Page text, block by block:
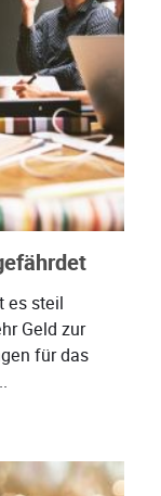
es steil
Geld zur
für das